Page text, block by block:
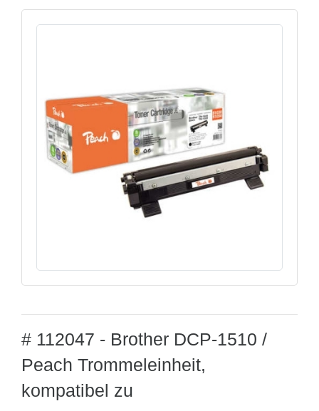
# 112047 - Brother DCP-1510 /
Peach Trommeleinheit,
kompatibel zu